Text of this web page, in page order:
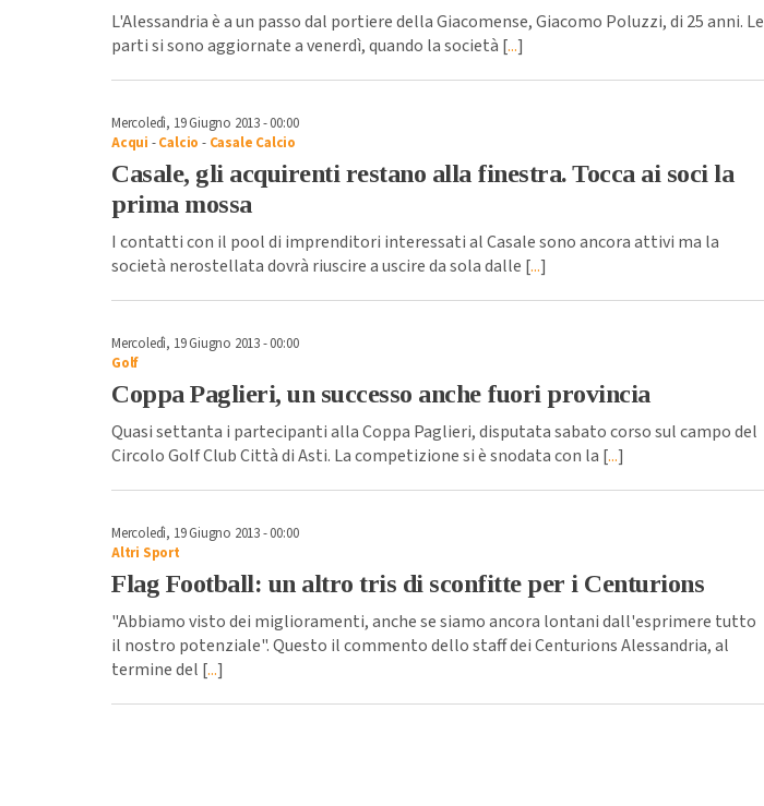
L'Alessandria è a un passo dal portiere della Giacomense, Giacomo Poluzzi, di 25 anni. Le
parti si sono aggiornate a venerdì, quando la società [...]
Mercoledì, 19 Giugno 2013 - 00:00
Acqui -Calcio - Casale Calcio
Casale, gli acquirenti restano alla finestra. Tocca ai soci la
prima mossa
I contatti con il pool di imprenditori interessati al Casale sono ancora attivi ma la
società nerostellata dovrà riuscire a uscire da sola dalle [...]
Mercoledì, 19 Giugno 2013 - 00:00
Golf
Coppa Paglieri, un successo anche fuori provincia
Quasi settanta i partecipanti alla Coppa Paglieri, disputata sabato corso sul campo del
Circolo Golf Club Città di Asti. La competizione si è snodata con la [...]
Mercoledì, 19 Giugno 2013 - 00:00
Altri Sport
Flag Football: un altro tris di sconfitte per i Centurions
"Abbiamo visto dei miglioramenti, anche se siamo ancora lontani dall'esprimere tutto
il nostro potenziale". Questo il commento dello staff dei Centurions Alessandria, al
termine del [...]